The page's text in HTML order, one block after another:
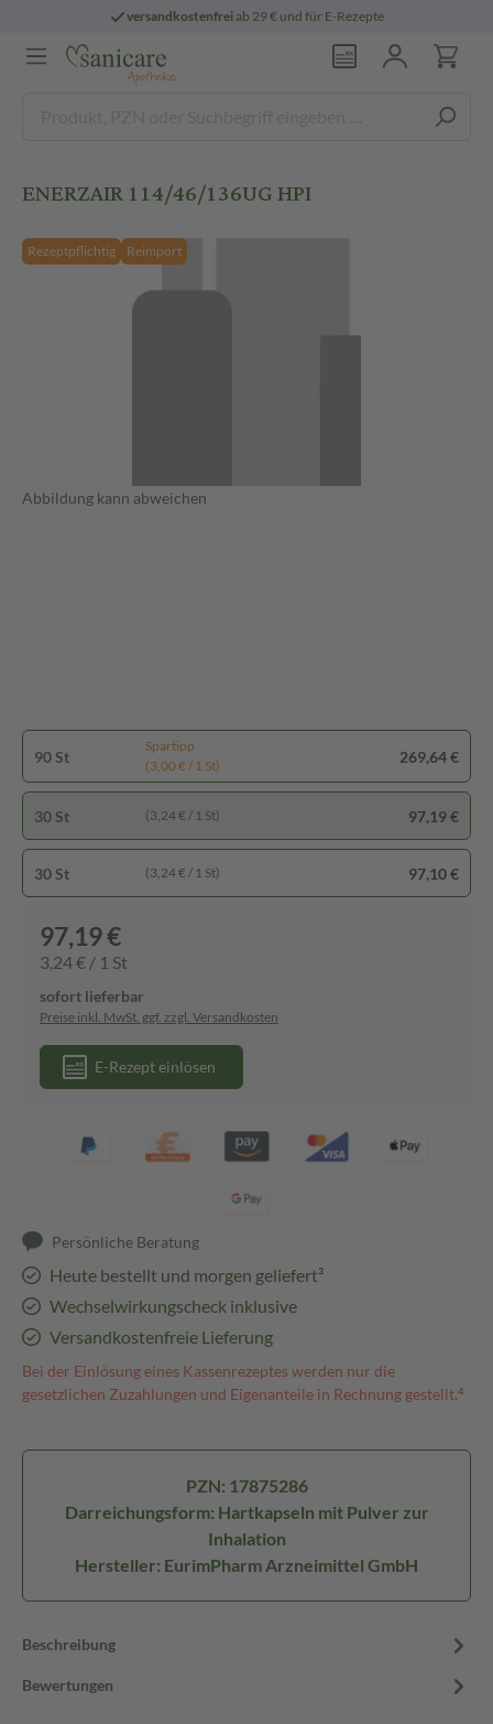
versandkostenfreiab 29 € und für E-Rezepte
ENERZAIR 114/46/136UG HPI
Rezeptpflichtig Reimport
Abbildung kann abweichen
90 St
Spartipp
(3,00 € / 1 St)
269,64 €
30 St (3,24 € / 1 St) 97,19 €
30 St (3,24 € / 1 St) 97,10 €
97,19 €
3,24 € / 1 St
sofort lieferbar
Preise inkl. MwSt. ggf. zzgl. Versandkosten
E-Rezept einlösen
Persönliche Beratung
Heute bestellt und morgen geliefert³
Wechselwirkungscheck inklusive
Versandkostenfreie Lieferung
Bei der Einlösung eines Kassenrezeptes werden nur die
gesetzlichen Zuzahlungen und Eigenanteile in Rechnung gestellt.⁴
PZN: 17875286
Darreichungsform: Hartkapseln mit Pulver zur
Inhalation
Hersteller: EurimPharm Arzneimittel GmbH
Beschreibung
Bewertungen